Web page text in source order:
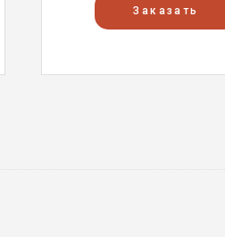
Заказать